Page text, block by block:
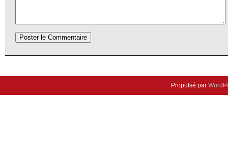
Propulsé par